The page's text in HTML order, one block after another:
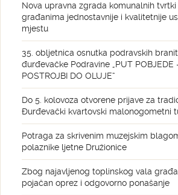
Nova upravna zgrada komunalnih tvrtki
građanima jednostavnije i kvalitetnije
mjestu
35. obljetnica osnutka podravskih
đurđevačke Podravine „PUT POBJEDE
POSTROJBI DO OLUJE“
Do 5. kolovoza otvorene prijave za
Đurđevački kvartovski malonogometni
Potraga za skrivenim muzejskim
polaznike ljetne Družionice
Zbog najavljenog toplinskog vala
pojačan oprez i odgovorno ponašanje